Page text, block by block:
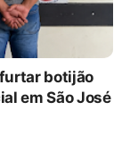
botijão
em São José